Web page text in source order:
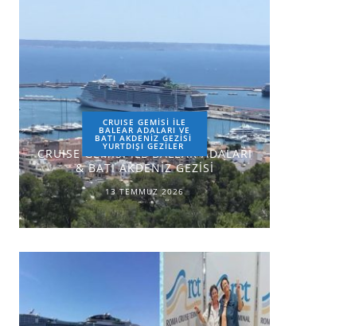
CRUISE GEMİSİ İLE
BALEAR ADALARI VE
BATI AKDENİZ GEZİSİ
YURTDIŞI GEZILER
CRUISE GEMİSİ İLE BALEAR ADALARI
& BATI AKDENİZ GEZİSİ
13 TEMMUZ 2026